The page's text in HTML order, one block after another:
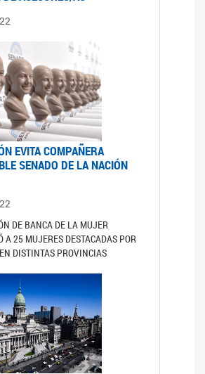
EVITA COMPAÑERA
SENADO DE LA NACIÓN
DE BANCA DE LA MUJER
A 25 MUJERES DESTACADAS POR
DISTINTAS PROVINCIAS